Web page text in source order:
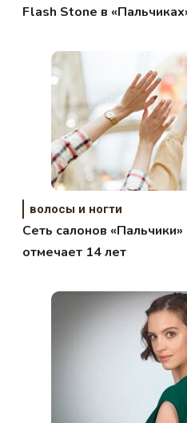
Flash Stone в
волосы и ногти
Сеть салонов «Пальчики»
отмечает 14 лет